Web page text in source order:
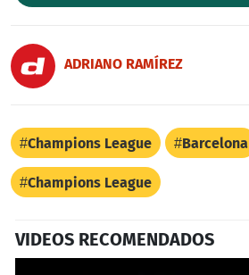
ADRIANO RAMÍREZ
Champions League Barcelona
Champions League
VIDEOS RECOMENDADOS